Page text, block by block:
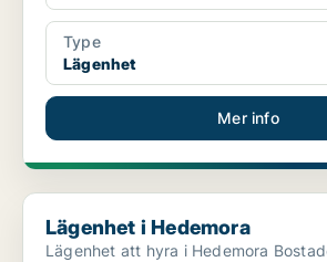
Type
Lägenhet
Mer info
Lägenhet i Hedemora
Lägenhet i Hedemora
Lägenhet att